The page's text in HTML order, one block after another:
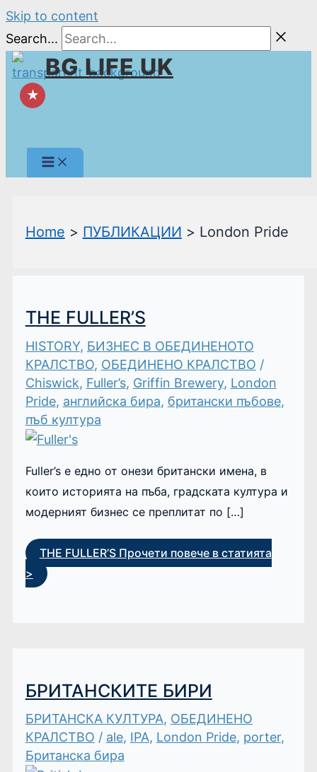
Skip to content
Search...
BG LIFE UK
★
Home ПУБЛИКАЦИИ London Pride
THE FULLER’S
HISTORY, БИЗНЕС В ОБЕДИНЕНОТО
КРАЛСТВО, ОБЕДИНЕНО КРАЛСТВО /
Chiswick, Fuller’s, Griffin Brewery, London
Pride, английска бира, британски пъбове,
пъб култура
Fuller’s е едно от онези британски имена, в
които историята на пъба, градската култура и
модерният бизнес се преплитат по […]
THE FULLER’SПрочети повече в статията
>
БРИТАНСКИТЕ БИРИ
БРИТАНСКА КУЛТУРА, ОБЕДИНЕНО
КРАЛСТВО / ale, IPA, London Pride, porter,
Британска бира